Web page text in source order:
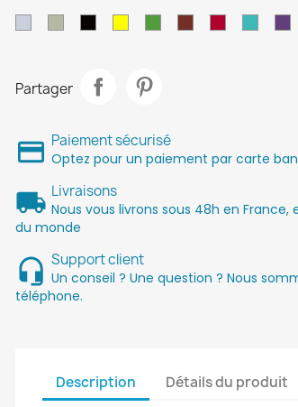
Partager
Paiement sécurisé
Optez pour un paiement par carte
Livraisons
Nous vous livrons sous 48h en France,
du monde
Support client
Un conseil ? Une question ? Nous
téléphone.
Description Détails du produit